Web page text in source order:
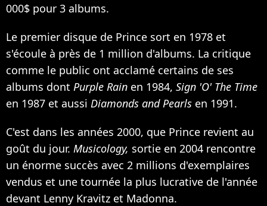
000$ pour 3 albums.
Le premier disque de Prince sort en 1978 et
s'écoule à près de 1 million d'albums. La critique
comme le public ont acclamé certains de ses
albums dont Purple Rain en 1984, Sign 'O' The Time
en 1987 et aussi Diamonds and Pearls en 1991.
C'est dans les années 2000, que Prince revient au
goût du jour. Musicology, sortie en 2004 rencontre
un énorme succès avec 2 millions d'exemplaires
vendus et une tournée la plus lucrative de l'année
devant Lenny Kravitz et Madonna.